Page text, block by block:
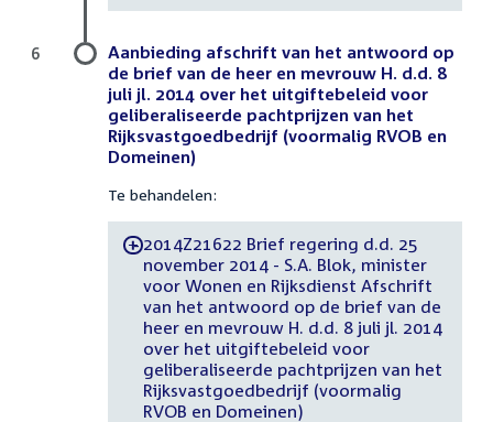
Aanbieding afschrift van het antwoord op
de brief van de heer en mevrouw H. d.d. 8
juli jl. 2014 over het uitgiftebeleid voor
geliberaliseerde pachtprijzen van het
Rijksvastgoedbedrijf (voormalig RVOB en
Domeinen)
Te behandelen:
-2014Z21622 Brief regering d.d. 25
november 2014 - S.A. Blok, minister
voor Wonen en Rijksdienst Afschrift
van het antwoord op de brief van de
heer en mevrouw H. d.d. 8 juli jl. 2014
over het uitgiftebeleid voor
geliberaliseerde pachtprijzen van het
Rijksvastgoedbedrijf (voormalig
RVOB en Domeinen)
6